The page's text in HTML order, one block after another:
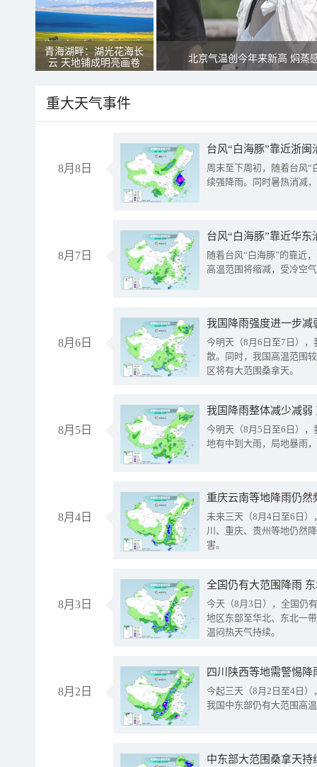
青海湖畔：湖光花海长
云 天地铺成明亮画卷
北京气温创今年来新高 焖蒸
重大天气事件
8月8日
台风“白海豚”靠近浙
周末至下周初，随着台风“
续强降雨。同时暑热消减
8月7日
台风“白海豚”靠近华
随着台风“白海豚”的靠近
高温范围将缩减，受冷空
8月6日
今明天（8月6日至7日）
散。同时，我国高温范围
区将有大范围桑拿天。
8月5日
我国降雨整体减少减弱
今明天（8月5日至6日）
地有中到大雨，局地暴雨
8月4日
重庆云南等地降雨仍然
未来三天（8月4日至6日
川、重庆、贵州等地仍然
害。
8月3日
全国仍有大范围降雨
今天（8月3日），全国仍
地区东部至华北、东北一
温闷热天气持续。
8月2日
今起三天（8月2日至4日
我国中东部仍有大范围高
中东部大范围桑拿天